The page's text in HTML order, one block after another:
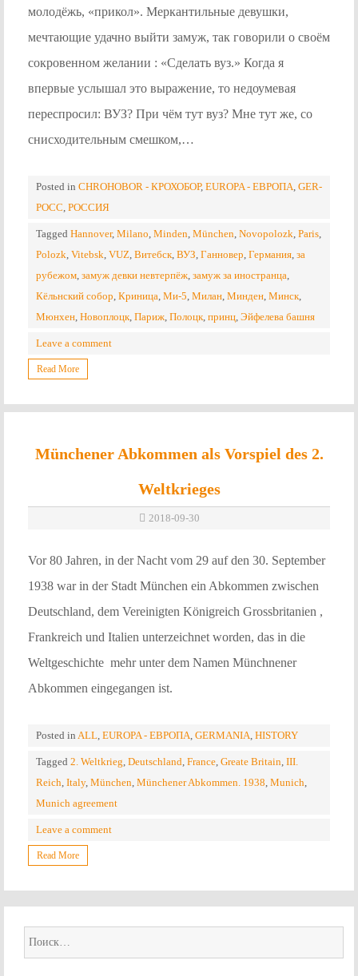
молодёжь, «прикол». Меркантильные девушки,
мечтающие удачно выйти замуж, так говорили о своём
сокровенном желании : «Сделать вуз.» Когда я
впервые услышал это выражение, то недоумевая
переспросил: ВУЗ? При чём тут вуз? Мне тут же, со
снисходительным смешком,…
Posted in CHROHOBOR - КРОХОБОР, EUROPA - ЕВРОПА, GER-
POCC, РОССИЯ
Tagged Hannover, Milano, Minden, München, Novopolozk, Paris,
Polozk, Vitebsk, VUZ, Витебск, ВУЗ, Ганновер, Германия, за
рубежом, замуж девки невтерпёж, замуж за иностранца,
Кёльнский собор, Криница, Ми-5, Милан, Минден, Минск,
Мюнхен, Новоплоцк, Париж, Полоцк, принц, Эйфелева башня
Leave a comment
Read More
Münchener Abkommen als Vorspiel des 2.
Weltkrieges
2018-09-30
Vor 80 Jahren, in der Nacht vom 29 auf den 30. September
1938 war in der Stadt München ein Abkommen zwischen
Deutschland, dem Vereinigten Königreich Grossbritanien ,
Frankreich und Italien unterzeichnet worden, das in die
Weltgeschichte mehr unter dem Namen Münchnener
Abkommen eingegangen ist.
Posted in ALL EUROPA - ЕВРОПА GERMANIA HISTORY
Tagged 2. Weltkrieg Deutschland France Greate Britain III.
Reich Italy, München Münchener Abkommen. 1938 Munich
Munich agreement
Leave a comment
Read More
Найти: